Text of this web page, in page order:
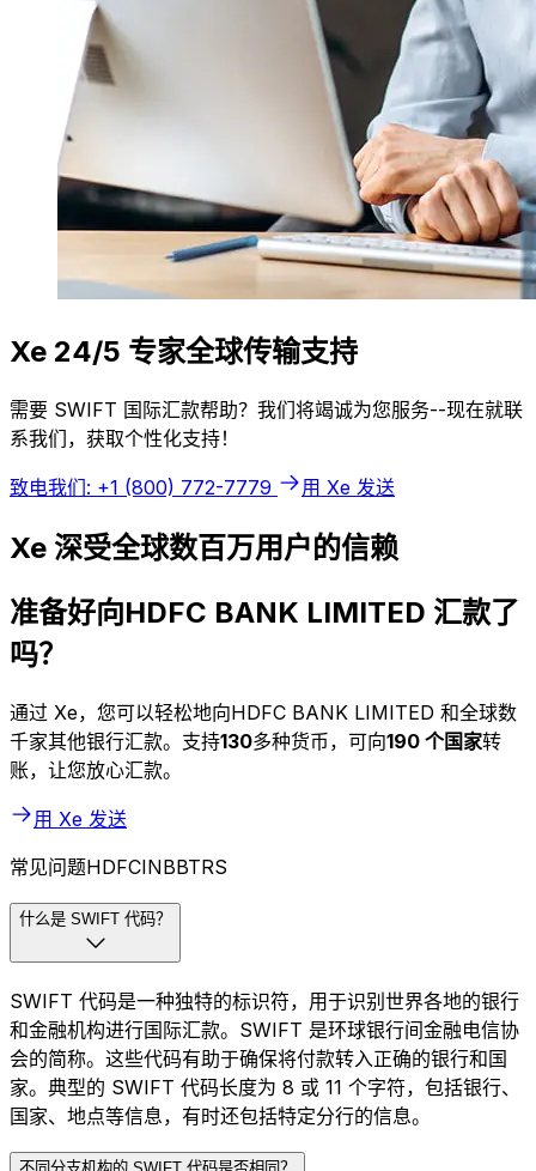
Xe 24/5 专家全球传输支持
需要 SWIFT 国际汇款帮助？我们将竭诚为您服务--现在就联
系我们，获取个性化支持！
致电我们: +1 (800) 772-7779 用 Xe 发送
Xe 深受全球数百万用户的信赖
准备好向HDFC BANK LIMITED 汇款了
吗？
通过 Xe，您可以轻松地向HDFC BANK LIMITED 和全球数
千家其他银行汇款。支持130多种货币，可向190 个国家转
账，让您放心汇款。
用 Xe 发送
常见问题HDFCINBBTRS
什么是 SWIFT 代码？
SWIFT 代码是一种独特的标识符，用于识别世界各地的银行
和金融机构进行国际汇款。SWIFT 是环球银行间金融电信协
会的简称。这些代码有助于确保将付款转入正确的银行和国
家。典型的 SWIFT 代码长度为 8 或 11 个字符，包括银行、
国家、地点等信息，有时还包括特定分行的信息。